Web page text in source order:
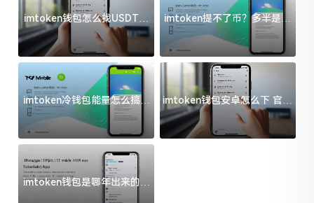
imtoken钱包怎么找USDT地
址？三步搞定不踩坑
imtoken提不了币？多半是这
几件事没处理好
imtoken冷钱包能量怎么搞？
过来人告诉你门道
imtoken钱包安卓怎么下 官方
渠道避坑指南
imtoken钱包是哪年出来的？
一文给你说清楚